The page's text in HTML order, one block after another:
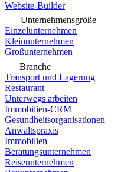
Website-Builder
Unternehmensgröße
Einzelunternehmen
Kleinunternehmen
Großunternehmen
Branche
Transport und Lagerung
Restaurant
Unterwegs arbeiten
Immobilien-CRM
Gesundheitsorganisationen
Anwaltspraxis
Immobilien
Beratungsunternehmen
Reiseunternehmen